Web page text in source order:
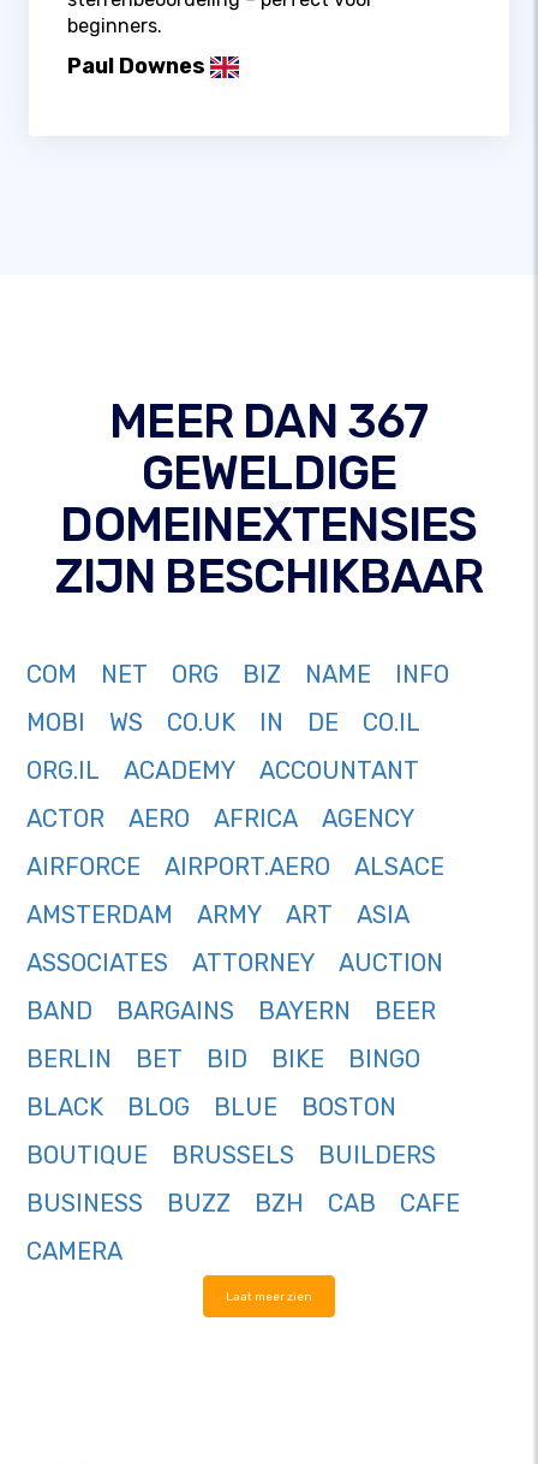
beginners.
Paul Downes
MEER DAN 367
GEWELDIGE
DOMEINEXTENSIES
ZIJN BESCHIKBAAR
COM NET ORG BIZ NAME
INFO
MOBI
WS CO.UK IN DE
CO.IL
ORG.IL
ACADEMY
ACCOUNTANT
ACTOR
AERO AFRICA
AGENCY
AIRFORCE
AIRPORT.AERO
ALSACE
AMSTERDAM
ARMY ART
ASIA
ASSOCIATES
ATTORNEY
AUCTION
BAND
BARGAINS BAYERN
BEER
BERLIN
BET BID BIKE
BINGO
BLACK
BLOG BLUE
BOSTON
BOUTIQUE
BRUSSELS
BUILDERS
BUSINESS
BUZZ BZH CAB
CAFE
CAMERA
Laat meer zien